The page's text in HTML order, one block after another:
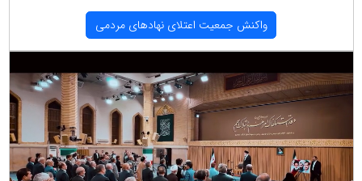
واكنش جمعیت اعتلای نهادهای مردمی